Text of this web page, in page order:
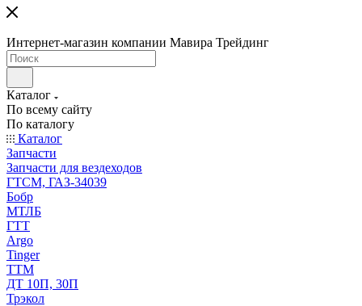
Интернет-магазин компании Мавира Трейдинг
Каталог
По всему сайту
По каталогу
Каталог
Запчасти
Запчасти для вездеходов
ГТСМ, ГАЗ-34039
Бобр
МТЛБ
ГТТ
Argo
Tinger
ТТМ
ДТ 10П, 30П
Трэкол